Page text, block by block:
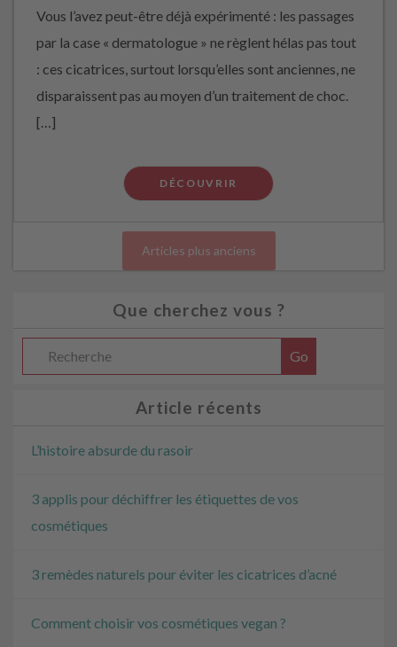
Vous l’avez peut-être déjà expérimenté : les passages
par la case « dermatologue » ne règlent hélas pas tout
: ces cicatrices, surtout lorsqu’elles sont anciennes, ne
disparaissent pas au moyen d’un traitement de choc.
[…]
DÉCOUVRIR
Articles plus anciens
Que cherchez vous ?
Article récents
L’histoire absurde du rasoir
3 applis pour déchiffrer les étiquettes de vos
cosmétiques
3 remèdes naturels pour éviter les cicatrices d’acné
Comment choisir vos cosmétiques vegan ?